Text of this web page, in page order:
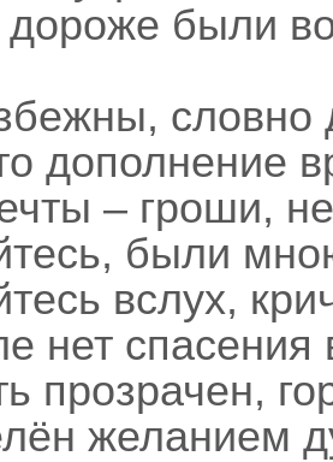
были во
словно
дополнение
– гроши,
были
вслух,
нет спасения
прозрачен,
желанием